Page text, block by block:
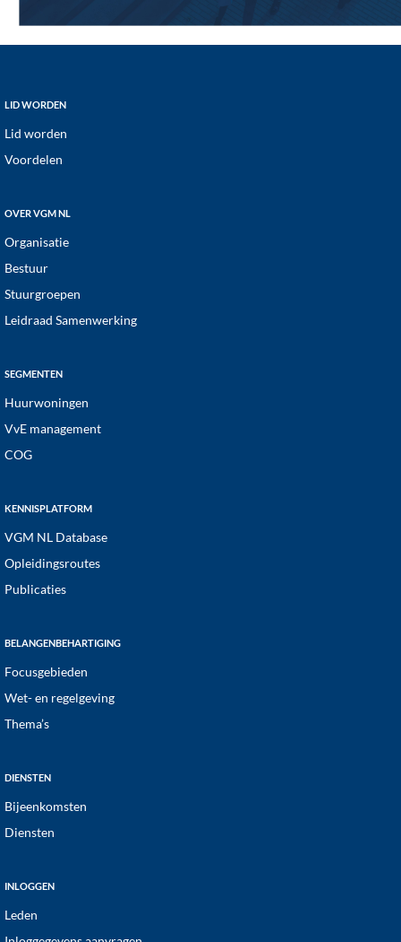
Footer
LID WORDEN
Lid worden
Voordelen
OVER VGM NL
Organisatie
Bestuur
Stuurgroepen
Leidraad Samenwerking
SEGMENTEN
Huurwoningen
VvE management
COG
KENNISPLATFORM
VGM NL Database
Opleidingsroutes
Publicaties
BELANGENBEHARTIGING
Focusgebieden
Wet- en regelgeving
Thema’s
DIENSTEN
Bijeenkomsten
Diensten
INLOGGEN
Leden